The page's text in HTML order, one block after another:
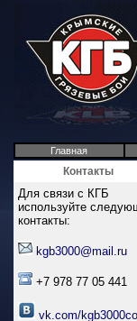
Главная
Контакты
Для связи с КГБ
используйте
контакты:
kgb3000@mail.ru
+7 978 77 05 441
vk.com/